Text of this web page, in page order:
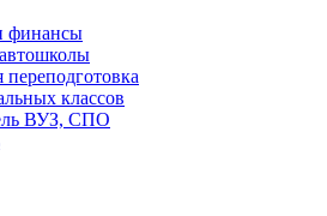
финансы
классов
ВУЗ, СПО